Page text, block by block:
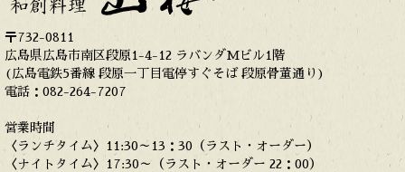
〒732-0811
広島県広島市南区段原1-4-12 ラバンダMビル1階
(広島電鉄5番線 段原一丁目電停すぐそば 段原骨董通り)
電話：082-264-7207
営業時間
〈ランチタイム〉11:30～13：30（ラスト・オーダー）
〈ナイトタイム〉17:30～（ラスト・オーダー 22：00）